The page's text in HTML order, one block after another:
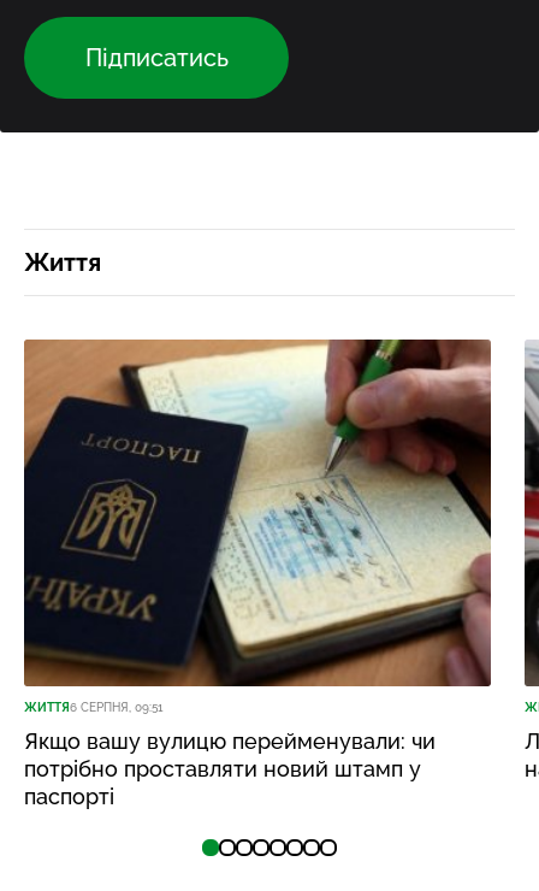
Підписатись
Життя
ЖИТТЯ6 СЕРПНЯ, 09:51
Якщо вашу вулицю перейменували: чи
потрібно проставляти новий штамп у
паспорті